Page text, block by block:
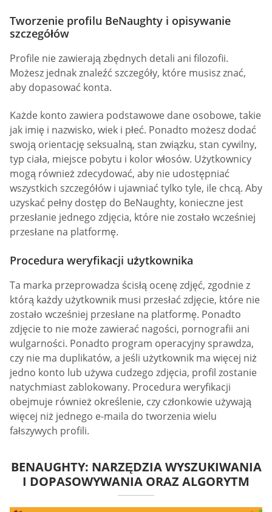
Tworzenie profilu BeNaughty i opisywanie
szczegółów
Profile nie zawierają zbędnych detali ani filozofii.
Możesz jednak znaleźć szczegóły, które musisz znać,
aby dopasować konta.
Każde konto zawiera podstawowe dane osobowe, takie
jak imię i nazwisko, wiek i płeć. Ponadto możesz dodać
swoją orientację seksualną, stan związku, stan cywilny,
typ ciała, miejsce pobytu i kolor włosów. Użytkownicy
mogą również zdecydować, aby nie udostępniać
wszystkich szczegółów i ujawniać tylko tyle, ile chcą. Aby
uzyskać pełny dostęp do BeNaughty, konieczne jest
przesłanie jednego zdjęcia, które nie zostało wcześniej
przesłane na platformę.
Procedura weryfikacji użytkownika
Ta marka przeprowadza ścisłą ocenę zdjęć, zgodnie z
którą każdy użytkownik musi przesłać zdjęcie, które nie
zostało wcześniej przesłane na platformę. Ponadto
zdjęcie to nie może zawierać nagości, pornografii ani
wulgarności. Ponadto program operacyjny sprawdza,
czy nie ma duplikatów, a jeśli użytkownik ma więcej niż
jedno konto lub używa cudzego zdjęcia, profil zostanie
natychmiast zablokowany. Procedura weryfikacji
obejmuje również określenie, czy członkowie używają
więcej niż jednego e-maila do tworzenia wielu
fałszywych profili.
BENAUGHTY: NARZĘDZIA WYSZUKIWANIA
I DOPASOWYWANIA ORAZ ALGORYTM